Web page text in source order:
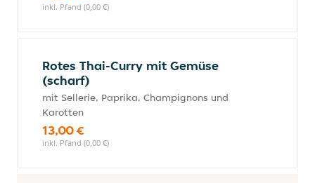
inkl. Pfand (0,00 €)
Rotes Thai-Curry mit Gemüse
(scharf)
mit Sellerie, Paprika, Champignons und
Karotten
13,00 €
inkl. Pfand (0,00 €)